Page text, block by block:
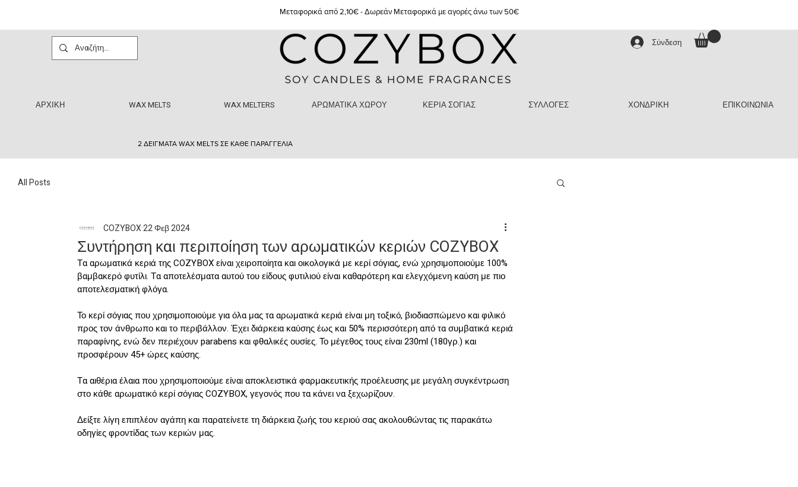
Μεταφορικά από 2,10€ - Δωρεάν Μεταφορικά με αγορές άνω των 50€
Σύνδεση
ΑΡΧΙΚΗ WAX MELTS WAX MELTERS ΑΡΩΜΑΤΙΚΑ ΧΩΡΟΥ ΚΕΡΙΑ ΣΟΓΙΑΣ ΣΥΛΛΟΓΕΣ ΧΟΝΔΡΙΚΗ ΕΠΙΚΟΙΝΩΝΙΑ
2 ΔΕΙΓΜΑΤΑ WAX MELTS ΣΕ ΚΑΘΕ ΠΑΡΑΓΓΕΛΙΑ
All Posts
Συντήρηση και περιποίηση των αρωματικών κεριών COZYBOX
COZYBOX22 Φεβ 2024
Τα αρωματικά κεριά της COZYBOX είναι χειροποίητα και οικολογικά με κερί σόγιας, ενώ χρησιμοποιούμε 100%
βαμβακερό φυτίλι. Τα αποτελέσματα αυτού του είδους φυτιλιού είναι καθαρότερη και ελεγχόμενη καύση με πιο
αποτελεσματική φλόγα.
Το κερί σόγιας που χρησιμοποιούμε για όλα μας τα αρωματικά κεριά είναι μη τοξικό, βιοδιασπώμενο και φιλικό
προς τον άνθρωπο και το περιβάλλον. Έχει διάρκεια καύσης έως και 50% περισσότερη από τα συμβατικά κεριά
παραφίνης, ενώ δεν περιέχουν parabens και φθαλικές ουσίες. Το μέγεθος τους είναι 230ml (180γρ.) και
προσφέρουν 45+ ώρες καύσης.
Τα αιθέρια έλαια που χρησιμοποιούμε είναι αποκλειστικά φαρμακευτικής προέλευσης με μεγάλη συγκέντρωση
στο κάθε αρωματικό κερί σόγιας COZYBOX, γεγονός που τα κάνει να ξεχωρίζουν.
Δείξτε λίγη επιπλέον αγάπη και παρατείνετε τη διάρκεια ζωής του κεριού σας ακολουθώντας τις παρακάτω
οδηγίες φροντίδας των κεριών μας.